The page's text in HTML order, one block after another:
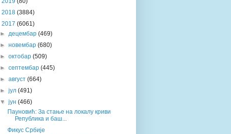
2018 (3884)
2017 (6061)
►децембар(469)
►новембар(680)
►октобар(509)
►септембар(445)
►август(664)
►јул(491)
▼јун(466)
Пауновић: За стање на локалу криви
Република и баш...
Фикус Србије